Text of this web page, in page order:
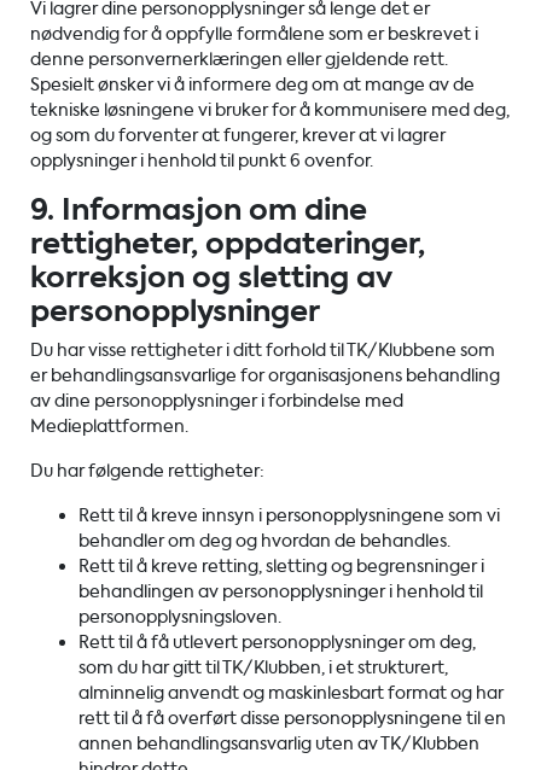
Vi lagrer dine personopplysninger så lenge det er
nødvendig for å oppfylle formålene som er beskrevet i
denne personvernerklæringen eller gjeldende rett.
Spesielt ønsker vi å informere deg om at mange av de
tekniske løsningene vi bruker for å kommunisere med deg,
og som du forventer at fungerer, krever at vi lagrer
opplysninger i henhold til punkt 6 ovenfor.
9. Informasjon om dine
rettigheter, oppdateringer,
korreksjon og sletting av
personopplysninger
Du har visse rettigheter i ditt forhold til TK/Klubbene som
er behandlingsansvarlige for organisasjonens behandling
av dine personopplysninger i forbindelse med
Medieplattformen.
Du har følgende rettigheter:
Rett til å kreve innsyn i personopplysningene som vi
behandler om deg og hvordan de behandles.
Rett til å kreve retting, sletting og begrensninger i
behandlingen av personopplysninger i henhold til
personopplysningsloven.
Rett til å få utlevert personopplysninger om deg,
som du har gitt til TK/Klubben, i et strukturert,
alminnelig anvendt og maskinlesbart format og har
rett til å få overført disse personopplysningene til en
annen behandlingsansvarlig uten av TK/Klubben